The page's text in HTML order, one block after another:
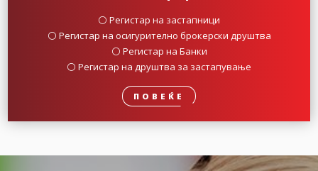
⚪️ Регистар на застапници
⚪️ Регистар на осигурително брокерски друштва
⚪️ Регистар на Банки
⚪️ Регистар на друштва за застапување
ПОВЕЌЕ